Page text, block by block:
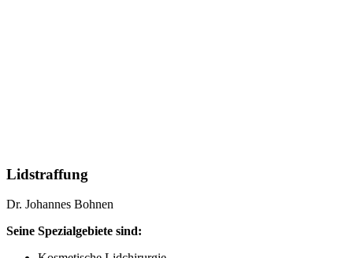
Lidstraffung
Dr. Johannes Bohnen
Seine Spezialgebiete sind: